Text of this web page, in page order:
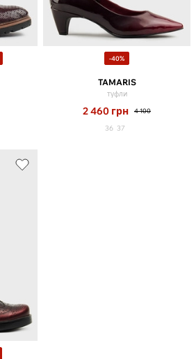
-40%
TAMARIS
туфли
2 460 грн 4 100
36 37